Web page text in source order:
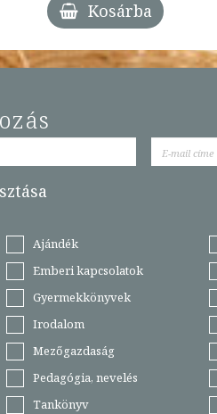
Kosárba
Ajándék
Emberi kapcsolatok
Gyermekkönyvek
Irodalom
Mezőgazdaság
Pedagógia, nevelés
Tankönyv